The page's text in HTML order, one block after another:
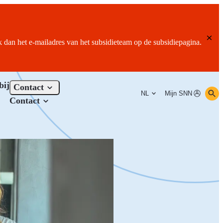
het e-mailadres van het subsidieteam op de subsidiepagina.
Contact
Contact
NL Mijn SNN